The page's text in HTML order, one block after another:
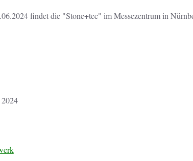
findet die "Stone+tec" im Messezentrum in
2024